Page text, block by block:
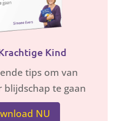
Kind
tips om van
te gaan
NU